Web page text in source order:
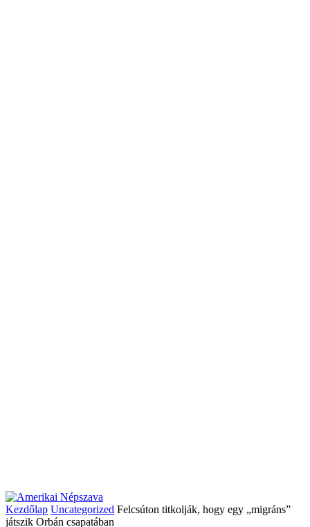
Kezdőlap Uncategorized Felcsúton titkolják, hogy egy „migráns”
játszik Orbán csapatában